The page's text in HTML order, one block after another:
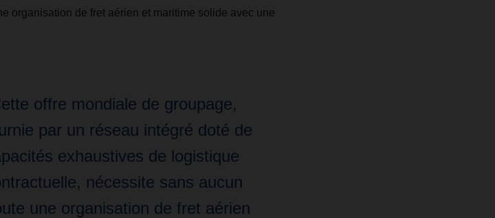
organisation de fret aérien et maritime solide avec une
offre mondiale de groupage,
par un réseau intégré doté de
exhaustives de logistique
nécessite sans aucun
une organisation de fret aérien